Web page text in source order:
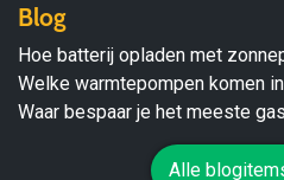
Blog
Hoe batterij opladen met
Welke warmtepompen komen
Waar bespaar je het meeste
Alle